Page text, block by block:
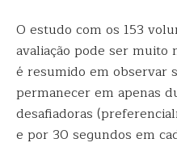
O estudo com os 153
avaliação pode ser muito
é resumido em observar
permanecer em apenas
desafiadoras
e por 30 segundos em